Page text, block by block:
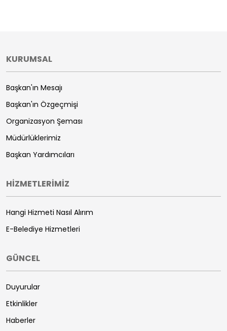
KURUMSAL
Başkan'ın Mesajı
Başkan'ın Özgeçmişi
Organizasyon Şeması
Müdürlüklerimiz
Başkan Yardımcıları
HİZMETLERİMİZ
Hangi Hizmeti Nasıl Alırım
E-Belediye Hizmetleri
GÜNCEL
Duyurular
Etkinlikler
Haberler